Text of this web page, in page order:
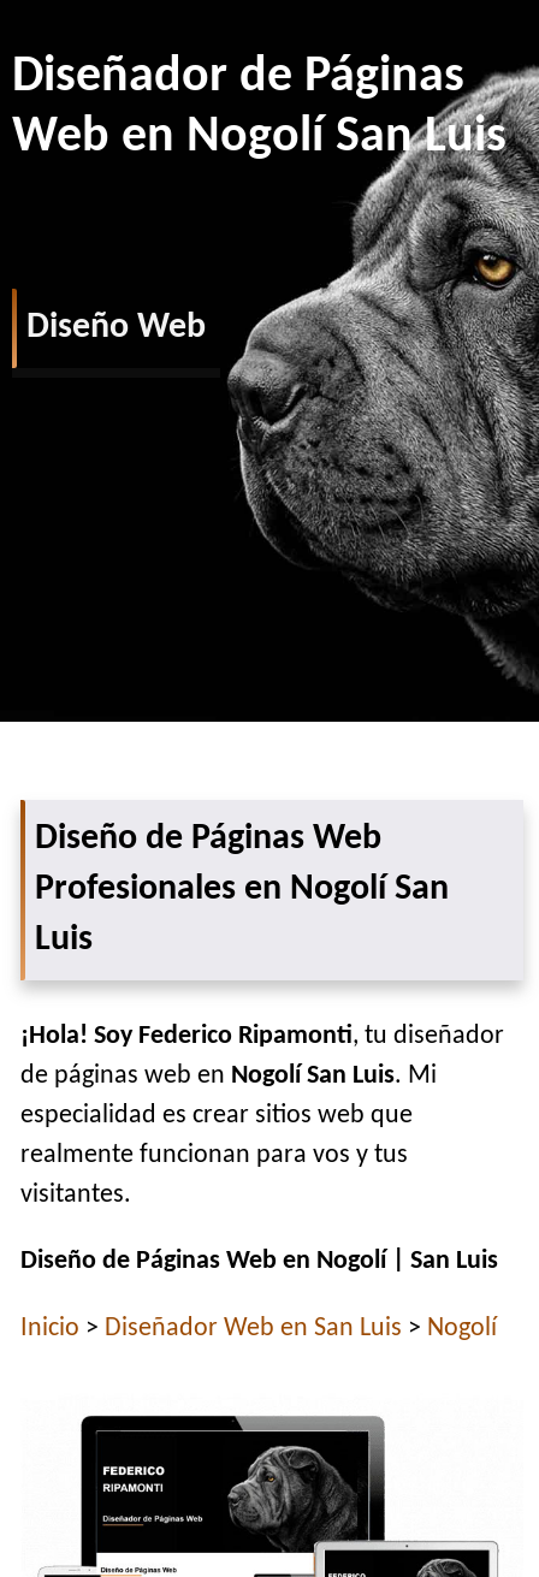
Diseñador de Páginas
Web en Nogolí San Luis
Diseño Web
Diseño de Páginas Web
Profesionales en Nogolí San
Luis
¡Hola! Soy Federico Ripamonti, tu diseñador
de páginas web en Nogolí San Luis. Mi
especialidad es crear sitios web que
realmente funcionan para vos y tus
visitantes.
Diseño de Páginas Web en Nogolí | San Luis
Inicio > Diseñador Web en San Luis > Nogolí